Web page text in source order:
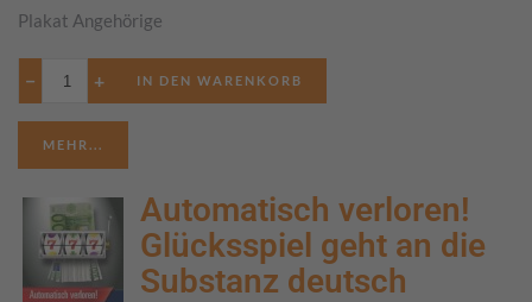
Plakat Angehörige
− +
MEHR...
Automatisch verloren!
Glücksspiel geht an die
Substanz deutsch